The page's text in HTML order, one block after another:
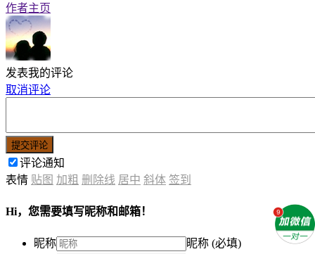
作者主页
发表我的评论
取消评论
提交评论
评论通知
表情 贴图 加粗 删除线 居中 斜体 签到
Hi，您需要填写昵称和邮箱！
昵称
昵称 (必填)